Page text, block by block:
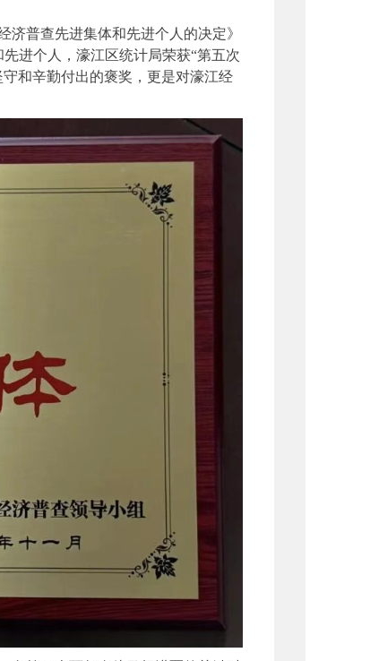
普查先进集体和先进个人的决定》
进个人，濠江区统计局荣获“第五次
和辛勤付出的褒奖，更是对濠江经